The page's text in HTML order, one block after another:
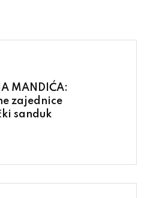
MANDIĆA:
zajednice
sanduk